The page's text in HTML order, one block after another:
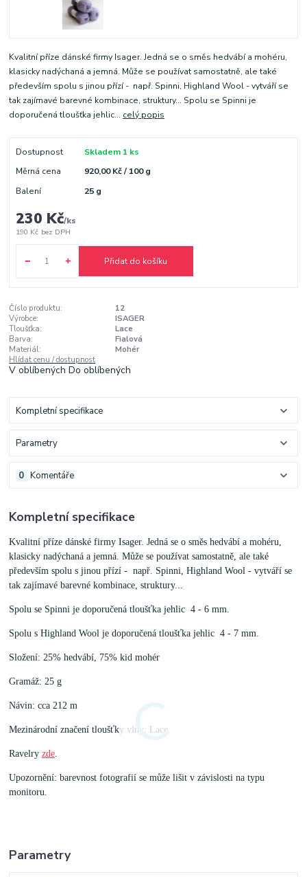
Kvalitní příze dánské firmy Isager. Jedná se o směs hedvábí a mohéru,
klasicky nadýchaná a jemná. Může se používat samostatně, ale také
především spolu s jinou přízí - např. Spinni, Highland Wool - vytváří se
tak zajímavé barevné kombinace, struktury... Spolu se Spinni je
doporučená tloušťka jehlic... celý popis
Dostupnost
Skladem 1 ks
Měrná cena
920,00 Kč / 100 g
Balení
25 g
230 Kč/ks
190 Kč bez DPH
Přidat do košíku
Číslo produktu:
12
Výrobce:
ISAGER
Tloušťka:
Lace
Barva:
Fialová
Materiál:
Mohér
Hlídat cenu / dostupnost
V oblíbenýchDo oblíbených
Kompletní specifikace
Parametry
Komentáře
0
Kompletní specifikace
Kvalitní příze dánské firmy Isager. Jedná se o směs hedvábí a mohéru,
klasicky nadýchaná a jemná. Může se používat samostatně, ale také
především spolu s jinou přízí - např. Spinni, Highland Wool - vytváří se
tak zajímavé barevné kombinace, struktury...
Spolu se Spinni je doporučená tloušťka jehlic 4 - 6 mm.
Spolu s Highland Wool je doporučená tloušťka jehlic 4 - 7 mm.
Složení: 25% hedvábí, 75% kid mohér
Gramáž: 25 g
Návin: cca 212 m
Mezinárodní značení tloušťky vlny: Lace
Ravelryzde
Upozornění: barevnost fotografií se může lišit v závislosti na typu
monitoru.
Parametry